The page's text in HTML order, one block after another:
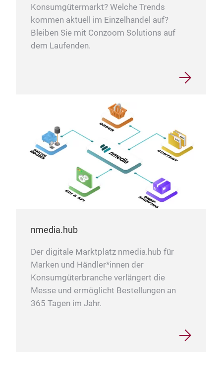
Konsumgütermarkt? Welche Trends
kommen aktuell im Einzelhandel auf?
Bleiben Sie mit Conzoom Solutions auf
dem Laufenden.
nmedia.hub
Der digitale Marktplatz nmedia.hub für
Marken und Händler*innen der
Konsumgüterbranche verlängert die
Messe und ermöglicht Bestellungen an
365 Tagen im Jahr.